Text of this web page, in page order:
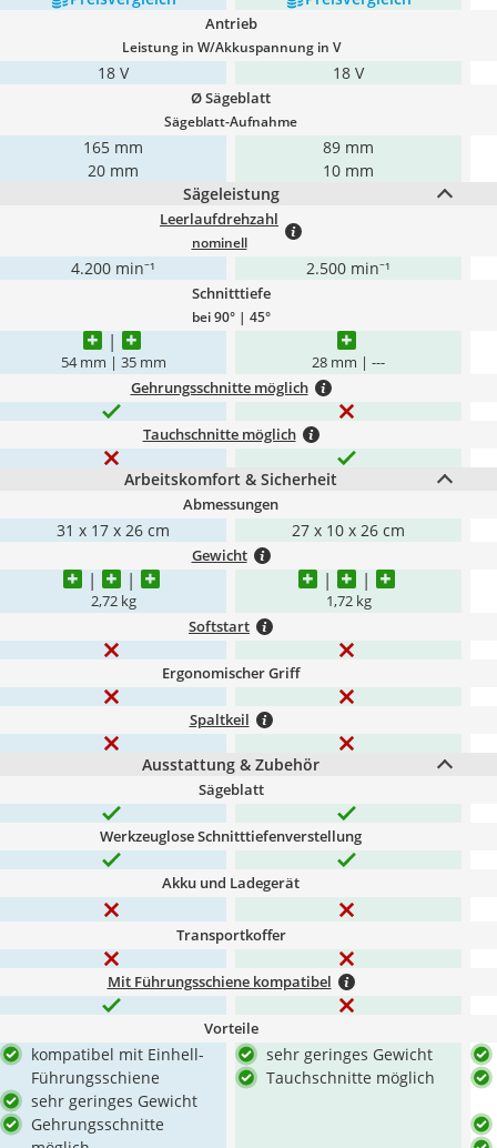
Antrieb
Leistung in W/Akkuspannung in V
18 V 18 V
Ø Sägeblatt
Sägeblatt-Aufnahme
165 mm
20 mm
89 mm
10 mm
Sägeleistung
Leerlaufdrehzahl
nominell
4.200 min⁻¹ 2.500 min⁻¹
Schnitttiefe
bei 90° | 45°
54 mm | 35 mm 28 mm | ---
Gehrungsschnitte möglich
Tauchschnitte möglich
Arbeitskomfort & Sicherheit
Abmessungen
31 x 17 x 26 cm 27 x 10 x 26 cm
Gewicht
2,72 kg 1,72 kg
Softstart
Ergonomischer Griff
Spaltkeil
Ausstattung & Zubehör
Sägeblatt
Werkzeuglose Schnitttiefenverstellung
Akku und Ladegerät
Transportkoffer
Mit Führungsschiene kompatibel
Vorteile
kompatibel mit Einhell-
Führungsschiene
sehr geringes Gewicht
Gehrungsschnitte
sehr geringes Gewicht
Tauchschnitte möglich